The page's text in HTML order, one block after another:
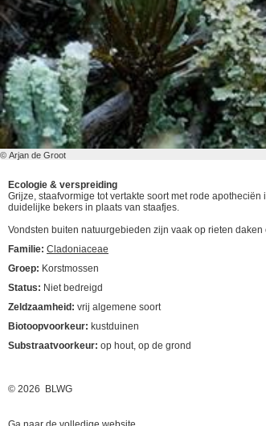
© Arjan de Groot
Ecologie & verspreiding
Grijze, staafvormige tot vertakte soort met rode
duidelijke bekers in plaats van staafjes.
Vondsten buiten natuurgebieden zijn vaak op rieten daken
Familie: Cladoniaceae
Groep: Korstmossen
Status: Niet bedreigd
Zeldzaamheid: vrij algemene soort
Biotoopvoorkeur: kustduinen
Substraatvoorkeur: op hout, op de grond
© 2026 BLWG